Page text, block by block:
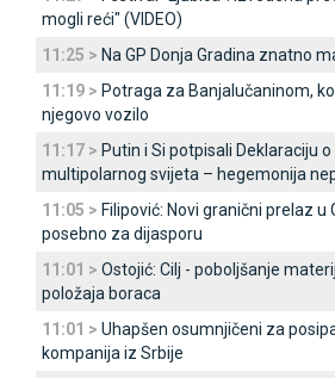
mogli reći" (VIDEO)
11:25 > Na GP Donja Gradina znatno
11:19 > Potraga za Banjalučaninom,
njegovo vozilo
11:17 > Putin i Si potpisali Deklaraciju
multipolarnog svijeta – hegemonija
11:05 > Filipović: Novi granični prelaz u
posebno za dijasporu
11:01 > Ostojić: Cilj - poboljšanje
položaja boraca
11:01 > Uhapšen osumnjičeni za
kompanija iz Srbije